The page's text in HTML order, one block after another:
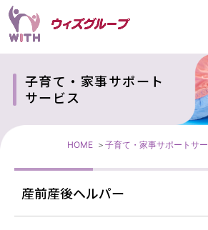
子育て・家事サポート
サービス
HOME 子育て・家事サポートサ
産前産後ヘルパー